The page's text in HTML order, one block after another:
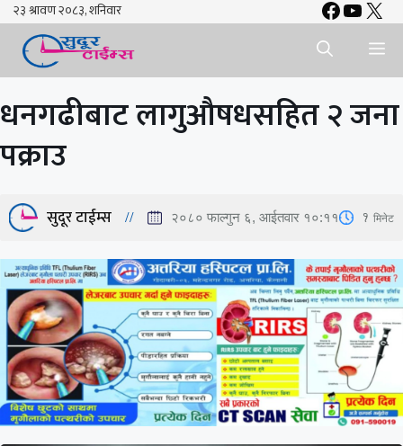
Skip
content
X
धनगढीबाट लागुऔषधसहित २ जना
पक्राउ
सुदूर टाईम्स २०८० फाल्गुन ६, आईतवार १०:११ 1 मिनेट